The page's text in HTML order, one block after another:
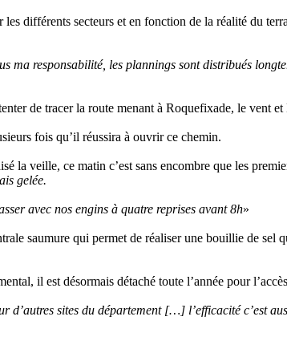
différents secteurs et en fonction de la réalité du
ma responsabilité, les plannings sont distribués
de tracer la route menant à Roquefixade, le vent
fois qu’il réussira à ouvrir ce chemin.
la veille, ce matin c’est sans encombre que les
gelée.
avec nos engins à quatre reprises avant 8h»
saumure qui permet de réaliser une bouillie de
il est désormais détaché toute l’année pour
sites du département […] l’efficacité c’est